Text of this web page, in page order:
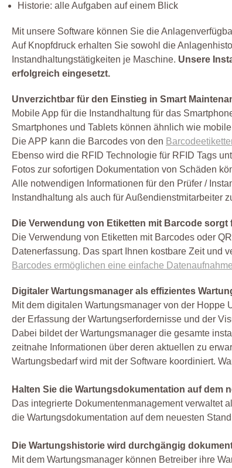
Historie: alle Aufgaben auf einem Blick
Mit unsere Software können Sie die
Auf Knopfdruck erhalten Sie sowohl die
Instandhaltungstätigkeiten je Maschine. Unsere
erfolgreich eingesetzt.
Unverzichtbar für den Einstieg in Smart
Mobile App für die Instandhaltung für das
Smartphones und Tablets können ähnlich wie mobile
Die APP kann die Barcodes von den
Ebenso wird die RFID Technologie für RFID Tags
Fotos zur sofortigen Dokumentation von Schäden
Alle notwendigen Informationen für den Prüfer /
Instandhaltung als auch für Außendienstmitarbeiter
Die Verwendung von Etiketten mit Barcode
Die Verwendung von Etiketten mit Barcodes oder
Datenerfassung. Das spart Ihnen kostbare Zeit und
Barcodes ermöglichen eine einfache Datenaufnahme
Digitaler Wartungsmanager als effizientes
Mit dem digitalen Wartungsmanager von der
der Erfassung der Wartungserfordernisse und der
Dabei bildet der Wartungsmanager die gesamte
zeitnahe Informationen über deren aktuellen zu
Wartungsbedarf wird mit der Software koordiniert.
Halten Sie die Wartungsdokumentation auf dem
Das integrierte Dokumentenmanagement verwaltet
die Wartungsdokumentation auf dem neuesten
Die Wartungshistorie wird durchgängig
Mit dem Wartungsmanager können Betreiber ihre